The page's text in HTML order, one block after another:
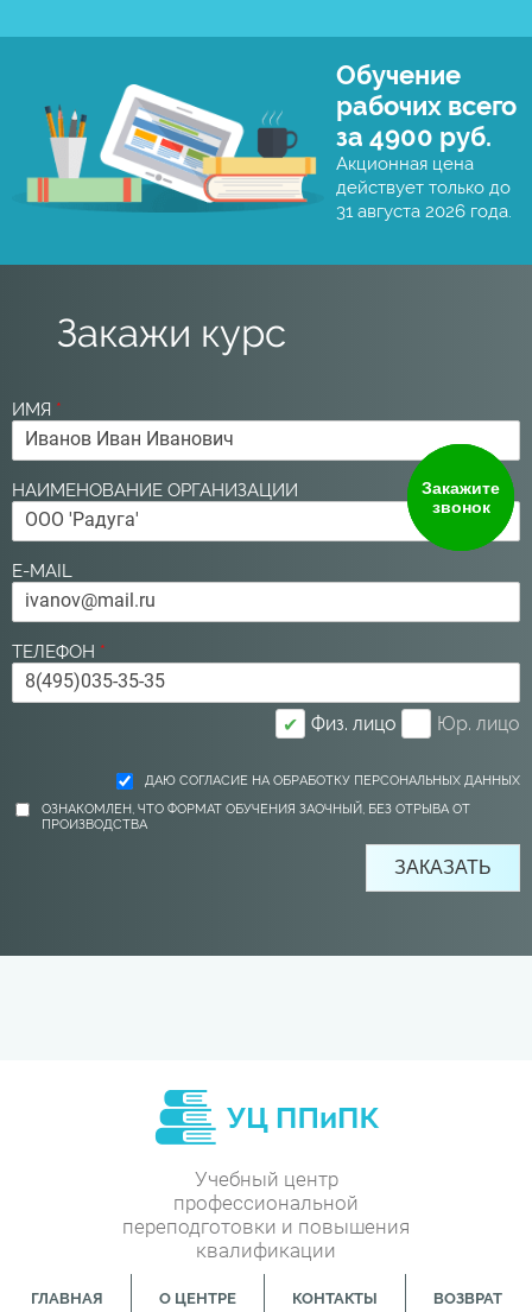
Закажите
звонок
Обучение
рабочих всего
за 4900 руб.
Акционная цена
действует только до
31 августа 2026 года.
Закажи курс
ИМЯ *
НАИМЕНОВАНИЕ ОРГАНИЗАЦИИ
E-MAIL
ТЕЛЕФОН *
✔ Физ. лицо Юр. лицо
ДАЮ СОГЛАСИЕ НА ОБРАБОТКУ ПЕРСОНАЛЬНЫХ ДАННЫХ
ОЗНАКОМЛЕН, ЧТО ФОРМАТ ОБУЧЕНИЯ ЗАОЧНЫЙ, БЕЗ ОТРЫВА ОТ
ПРОИЗВОДСТВА
Учебный центр
профессиональной
переподготовки и повышения
квалификации
ГЛАВНАЯ О ЦЕНТРЕ КОНТАКТЫ ВОЗВРАТ